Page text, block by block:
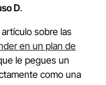
D.
sobre las
en un plan de
le pegues un
como una